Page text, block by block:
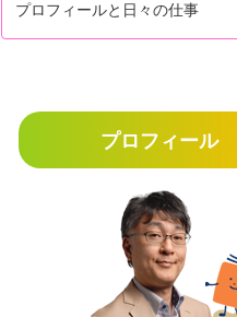
プロフィール